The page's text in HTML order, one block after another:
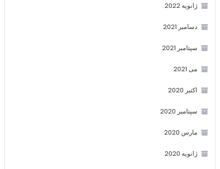
ژانویه 2022
دسامبر 2021
سپتامبر 2021
می 2021
اکتبر 2020
سپتامبر 2020
مارس 2020
ژانویه 2020